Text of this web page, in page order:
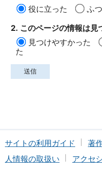
役に立った
ふ
2. このページの情報は見
見つけやすかった
た
サイトの利用ガイド 著
人情報の取扱い
アクセ